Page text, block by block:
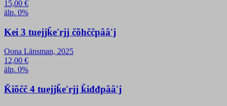
15,00 €
älp. 0%
Kei 3 tuejjǩeʹrjj čõhččpââʹj
Oona Länsman, 2025
12,00 €
älp. 0%
Ǩiõčč 4 tuejjǩeʹrjj ǩiđđpââʹj